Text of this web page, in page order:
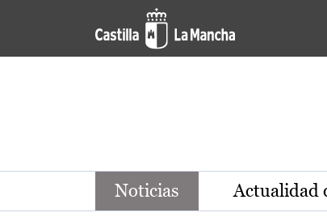
Pasar al contenido principal
Noticias de la región de
Noticias Actualidad